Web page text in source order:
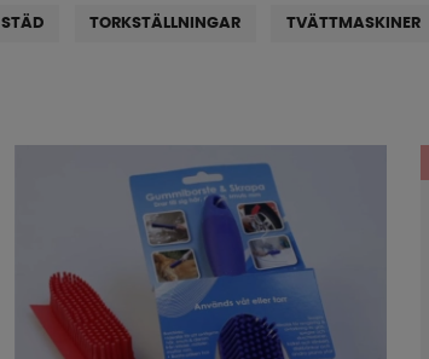
STÄD TORKSTÄLLNINGAR TVÄTTMASKINER